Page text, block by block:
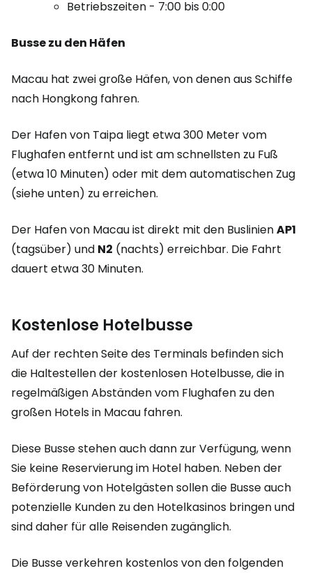
Betriebszeiten - 7:00 bis 0:00
Busse zu den Häfen
Macau hat zwei große Häfen, von denen aus Schiffe
nach Hongkong fahren.
Der Hafen von Taipa liegt etwa 300 Meter vom
Flughafen entfernt und ist am schnellsten zu Fuß
(etwa 10 Minuten) oder mit dem automatischen Zug
(siehe unten) zu erreichen.
Der Hafen von Macau ist direkt mit den BuslinienAP1
(tagsüber) und N2 (nachts) erreichbar. Die Fahrt
dauert etwa 30 Minuten.
Kostenlose Hotelbusse
Auf der rechten Seite des Terminals befinden sich
die Haltestellen der kostenlosen Hotelbusse, die in
regelmäßigen Abständen vom Flughafen zu den
großen Hotels in Macau fahren.
Diese Busse stehen auch dann zur Verfügung, wenn
Sie keine Reservierung im Hotel haben. Neben der
Beförderung von Hotelgästen sollen die Busse auch
potenzielle Kunden zu den Hotelkasinos bringen und
sind daher für alle Reisenden zugänglich.
Die Busse verkehren kostenlos von den folgenden